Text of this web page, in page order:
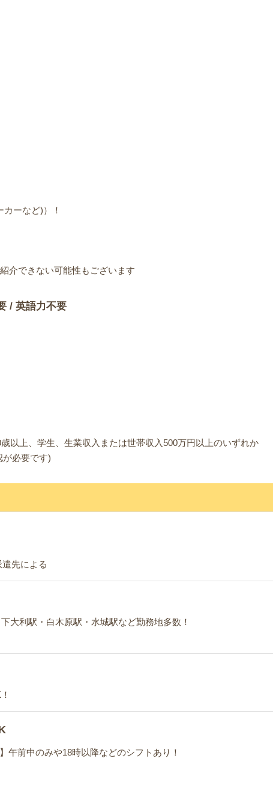
ーなど)）！
介できない可能性もございます
/ 英語力不要
以上、学生、生業収入または世帯収入500万円以上のいずれか
必要です)
先による
大利駅・白木原駅・水城駅など勤務地多数！
午前中のみや18時以降などのシフトあり！